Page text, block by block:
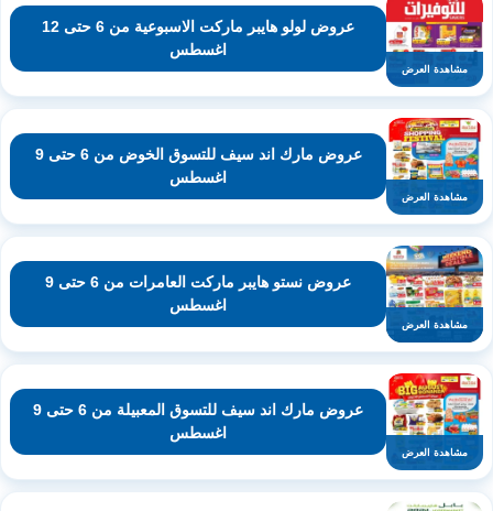
مشاهدة العرض
عروض لولو هايبر ماركت الاسبوعية من 6 حتى 12
اغسطس
مشاهدة العرض
عروض مارك اند سيف للتسوق الخوض من 6 حتى 9
اغسطس
مشاهدة العرض
عروض نستو هايبر ماركت العامرات من 6 حتى 9
اغسطس
مشاهدة العرض
عروض مارك اند سيف للتسوق المعبيلة من 6 حتى 9
اغسطس